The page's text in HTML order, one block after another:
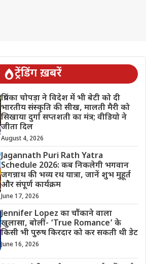
ट्रेंडिंग ख़बरें
प्रियंका चोपड़ा ने विदेश में भी बेटी को दी
भारतीय संस्कृति की सीख, मालती मैरी को
सिखाया दुर्गा सप्तशती का मंत्र; वीडियो ने
जीता दिल
August 4, 2026
Jagannath Puri Rath Yatra
Schedule 2026: कब निकलेगी भगवान
जगन्नाथ की भव्य रथ यात्रा, जानें शुभ मुहूर्त
और संपूर्ण कार्यक्रम
June 17, 2026
Jennifer Lopez का चौंकाने वाला
खुलासा, बोलीं- ‘True Romance’ के
किसी भी पुरुष किरदार को कर सकती थी डेट
June 16, 2026